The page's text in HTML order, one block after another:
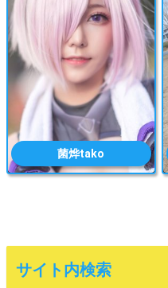
菌烨tako
サイト内検索